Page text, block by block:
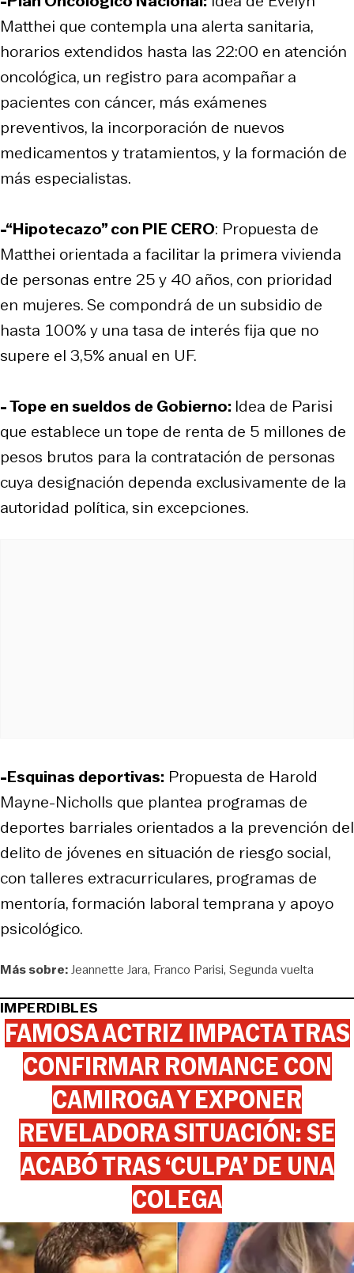
Matthei que contempla una alerta sanitaria,
horarios extendidos hasta las 22:00 en atención
oncológica, un registro para acompañar a
pacientes con cáncer, más exámenes
preventivos, la incorporación de nuevos
medicamentos y tratamientos, y la formación de
más especialistas.
-“Hipotecazo” con PIE CERO: Propuesta de
Matthei orientada a facilitar la primera vivienda
de personas entre 25 y 40 años, con prioridad
en mujeres. Se compondrá de un subsidio de
hasta 100% y una tasa de interés fija que no
supere el 3,5% anual en UF.
- Tope en sueldos de Gobierno: Idea de Parisi
que establece un tope de renta de 5 millones de
pesos brutos para la contratación de personas
cuya designación dependa exclusivamente de la
autoridad política, sin excepciones.
-Esquinas deportivas: Propuesta de Harold
Mayne-Nicholls que plantea programas de
deportes barriales orientados a la prevención del
delito de jóvenes en situación de riesgo social,
con talleres extracurriculares, programas de
mentoría, formación laboral temprana y apoyo
psicológico.
Más sobre:Jeannette Jara Franco Parisi Segunda vuelta
IMPERDIBLES
FAMOSA ACTRIZ IMPACTA TRAS
CONFIRMAR ROMANCE CON
CAMIROGA Y EXPONER
REVELADORA SITUACIÓN: SE
ACABÓ TRAS ‘CULPA’ DE UNA
COLEGA